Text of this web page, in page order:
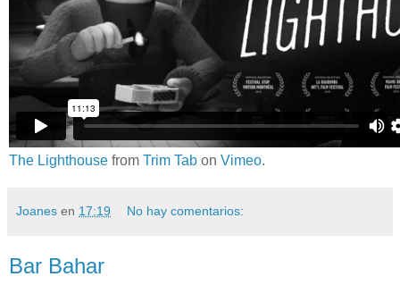
The Lighthouse from Trim Tab on Vimeo.
Joanes en 17:19 No hay comentarios:
Bar Bahar